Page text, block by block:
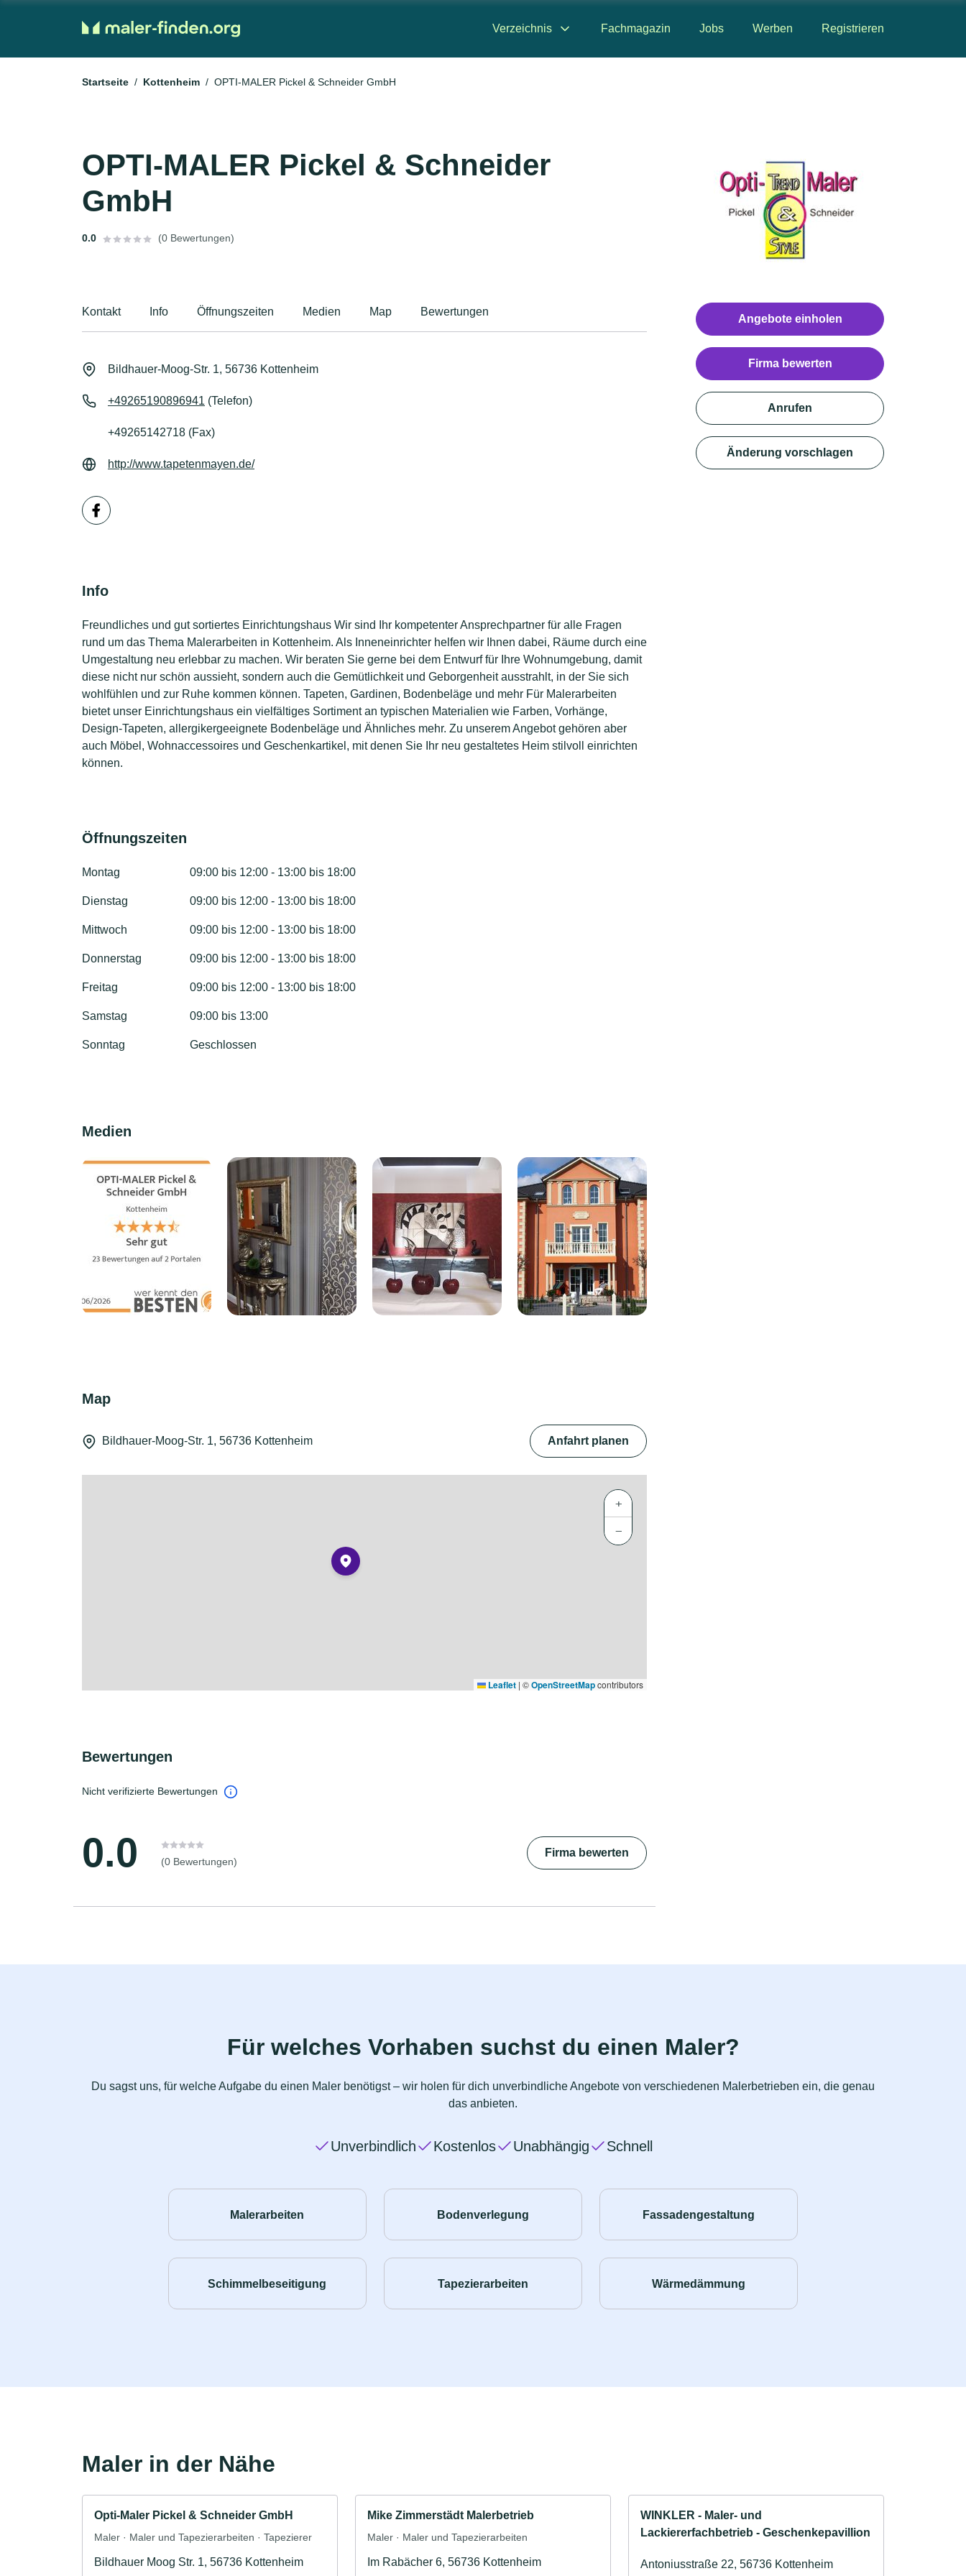
Verzeichnis Fachmagazin Jobs Werben Registrieren
Startseite Kottenheim OPTI-MALER Pickel & Schneider GmbH
OPTI-MALER Pickel & Schneider
GmbH
0.0 (0 Bewertungen)
Kontakt Info Öffnungszeiten Medien Map Bewertungen
Bildhauer-Moog-Str. 1, 56736 Kottenheim
+49265190896941 (Telefon)
+49265142718 (Fax)
http://www.tapetenmayen.de/
Info
Freundliches und gut sortiertes Einrichtungshaus Wir sind Ihr kompetenter Ansprechpartner für alle Fragen
rund um das Thema Malerarbeiten in Kottenheim. Als Inneneinrichter helfen wir Ihnen dabei, Räume durch eine
Umgestaltung neu erlebbar zu machen. Wir beraten Sie gerne bei dem Entwurf für Ihre Wohnumgebung, damit
diese nicht nur schön aussieht, sondern auch die Gemütlichkeit und Geborgenheit ausstrahlt, in der Sie sich
wohlfühlen und zur Ruhe kommen können. Tapeten, Gardinen, Bodenbeläge und mehr Für Malerarbeiten
bietet unser Einrichtungshaus ein vielfältiges Sortiment an typischen Materialien wie Farben, Vorhänge,
Design-Tapeten, allergikergeeignete Bodenbeläge und Ähnliches mehr. Zu unserem Angebot gehören aber
auch Möbel, Wohnaccessoires und Geschenkartikel, mit denen Sie Ihr neu gestaltetes Heim stilvoll einrichten
können.
Öffnungszeiten
Montag 09:00 bis 12:00 - 13:00 bis 18:00
Dienstag 09:00 bis 12:00 - 13:00 bis 18:00
Mittwoch 09:00 bis 12:00 - 13:00 bis 18:00
Donnerstag 09:00 bis 12:00 - 13:00 bis 18:00
Freitag 09:00 bis 12:00 - 13:00 bis 18:00
Samstag 09:00 bis 13:00
Sonntag Geschlossen
Medien
Map
Bildhauer-Moog-Str. 1, 56736 Kottenheim Anfahrt planen
+
−
Leaflet | ©OpenStreetMapcontributors
Bewertungen
Nicht verifizierte Bewertungen
0.0 (0 Bewertungen)
Firma bewerten
Angebote einholen
Firma bewerten
Anrufen
Änderung vorschlagen
Für welches Vorhaben suchst du einen Maler?
Du sagst uns, für welche Aufgabe du einen Maler benötigst – wir holen für dich unverbindliche Angebote von verschiedenen Malerbetrieben ein, die genau
das anbieten.
Unverbindlich Kostenlos Unabhängig Schnell
Malerarbeiten Bodenverlegung Fassadengestaltung
Schimmelbeseitigung Tapezierarbeiten Wärmedämmung
Maler in der Nähe
Opti-Maler Pickel & Schneider GmbH
Maler · Maler und Tapezierarbeiten · Tapezierer
Bildhauer Moog Str. 1, 56736 Kottenheim
Mike Zimmerstädt Malerbetrieb
Maler · Maler und Tapezierarbeiten
Im Rabächer 6, 56736 Kottenheim
WINKLER - Maler- und
Lackiererfachbetrieb - Geschenkepavillion
Antoniusstraße 22, 56736 Kottenheim